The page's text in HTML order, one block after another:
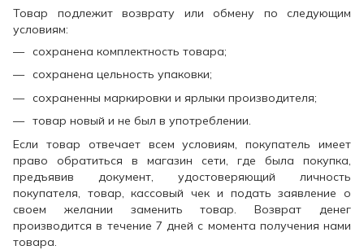
Товар подлежит возврату или обмену по следующим
условиям:
сохранена комплектность товара;
сохранена цельность упаковки;
сохраненны маркировки и ярлыки производителя;
товар новый и не был в употреблении.
Если товар отвечает всем условиям, покупатель имеет
право обратиться в магазин сети, где была покупка,
предъявив документ, удостоверяющий личность
покупателя, товар, кассовый чек и подать заявление о
своем желании заменить товар. Возврат денег
производится в течение 7 дней с момента получения нами
товара.